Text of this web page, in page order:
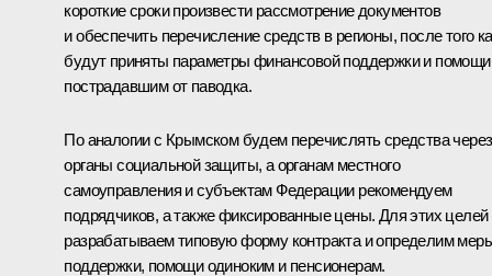
короткие сроки произвести рассмотрение документов
и обеспечить перечисление средств в регионы, после того
будут приняты параметры финансовой поддержки и помощи
пострадавшим от паводка.
По аналогии с Крымском будем перечислять средства через
органы социальной защиты, а органам местного
самоуправления и субъектам Федерации рекомендуем
подрядчиков, а также фиксированные цены. Для этих целей
разрабатываем типовую форму контракта и определим
поддержки, помощи одиноким и пенсионерам.